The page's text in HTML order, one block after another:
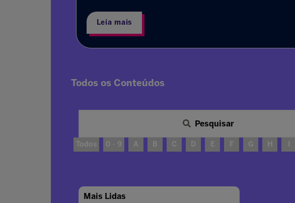
Leia mais
Todos os Conteúdos
Pesquisar
Todos 0 - 9 A B C D E F G H
Mais Lidas